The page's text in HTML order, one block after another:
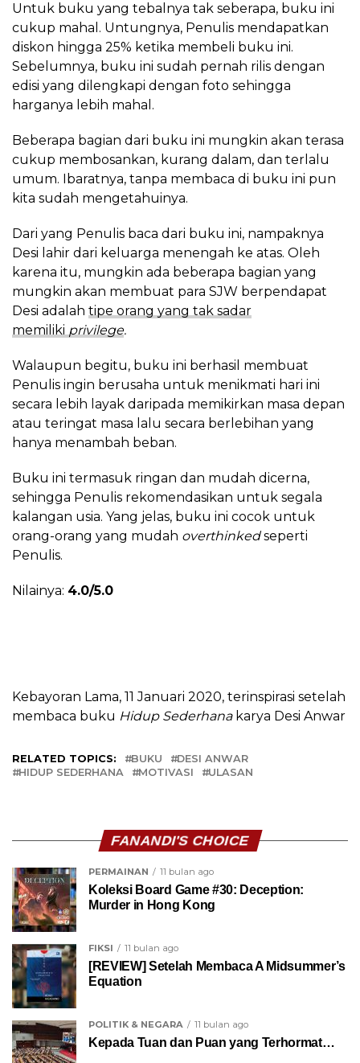
Untuk buku yang tebalnya tak seberapa, buku ini
cukup mahal. Untungnya, Penulis mendapatkan
diskon hingga 25% ketika membeli buku ini.
Sebelumnya, buku ini sudah pernah rilis dengan
edisi yang dilengkapi dengan foto sehingga
harganya lebih mahal.
Beberapa bagian dari buku ini mungkin akan terasa
cukup membosankan, kurang dalam, dan terlalu
umum. Ibaratnya, tanpa membaca di buku ini pun
kita sudah mengetahuinya.
Dari yang Penulis baca dari buku ini, nampaknya
Desi lahir dari keluarga menengah ke atas. Oleh
karena itu, mungkin ada beberapa bagian yang
mungkin akan membuat para SJW berpendapat
Desi adalah tipe orang yang tak sadar
memiliki privilege.
Walaupun begitu, buku ini berhasil membuat
Penulis ingin berusaha untuk menikmati hari ini
secara lebih layak daripada memikirkan masa depan
atau teringat masa lalu secara berlebihan yang
hanya menambah beban.
Buku ini termasuk ringan dan mudah dicerna,
sehingga Penulis rekomendasikan untuk segala
kalangan usia. Yang jelas, buku ini cocok untuk
orang-orang yang mudah overthinkedseperti
Penulis.
Nilainya: 4.0/5.0
Kebayoran Lama, 11 Januari 2020, terinspirasi setelah
membaca buku Hidup Sederhana karya Desi Anwar
RELATED TOPICS: BUKU
DESI ANWAR
HIDUP SEDERHANA
MOTIVASI ULASAN
FANANDI'S CHOICE
PERMAINAN 11 bulan ago
Koleksi Board Game #30: Deception:
Murder in Hong Kong
FIKSI 11 bulan ago
[REVIEW] Setelah Membaca A Midsummer’s
Equation
POLITIK & NEGARA 11 bulan ago
Kepada Tuan dan Puan yang Terhormat…